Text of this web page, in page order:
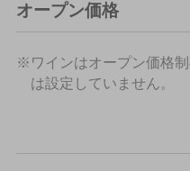
オープン価格
※ワインはオープン価格
は設定していません。